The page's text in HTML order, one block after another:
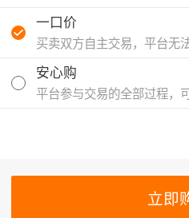
一口价
买卖双方自主交易，平台无
安心购
平台参与交易的全部过程，